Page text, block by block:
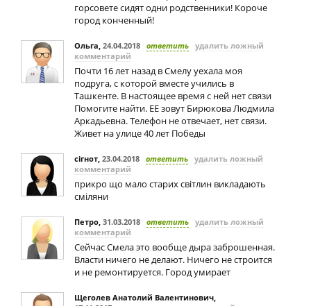
горсовете сидят одни родственники! Короче
город конченный!
Ольга, 24.04.2018 ответить удалить ложный
комментарий
Почти 16 лет назад в Смелу уехала моя
подруга, с которой вместе учились в
Ташкенте. В настоящее время с ней нет связи
Помогите найти. ЕЕ зовут Бирюкова Людмила
Аркадьевна. Телефон не отвечает, нет связи.
Живет на улице 40 лет Победы
сігнот, 23.04.2018 ответить удалить ложный
комментарий
прикро що мало старих світлин викладають
сміляни
Петро, 31.03.2018 ответить удалить ложный
комментарий
Сейчас Смела это вообще дыра заброшенная.
Власти ничего не делают. Ничего не строится
и не ремонтируется. Город умирает
Щеголев Анатолий Валентинович,